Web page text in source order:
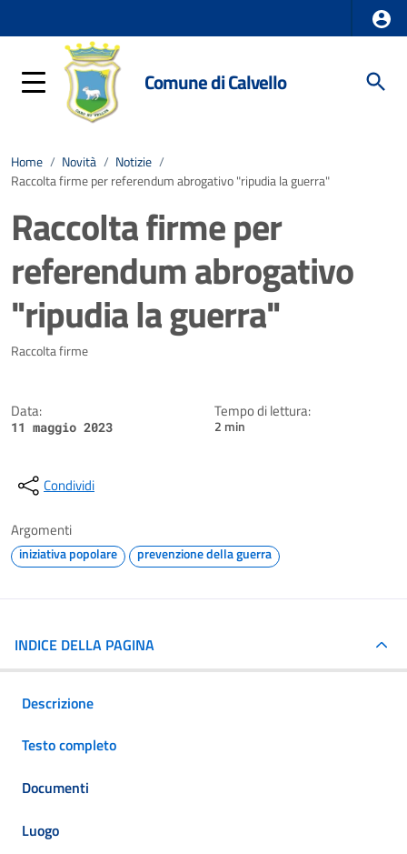
Comune di Calvello
Home / Novità / Notizie /
Raccolta firme per referendum abrogativo "ripudia la guerra"
Raccolta firme per
referendum abrogativo
"ripudia la guerra"
Dettagli della notizia
Raccolta firme
Data:
11 maggio 2023
Tempo di lettura:
2 min
Condividi
Argomenti
iniziativa popolare prevenzione della guerra
INDICE DELLA PAGINA
Descrizione
Testo completo
Documenti
Luogo